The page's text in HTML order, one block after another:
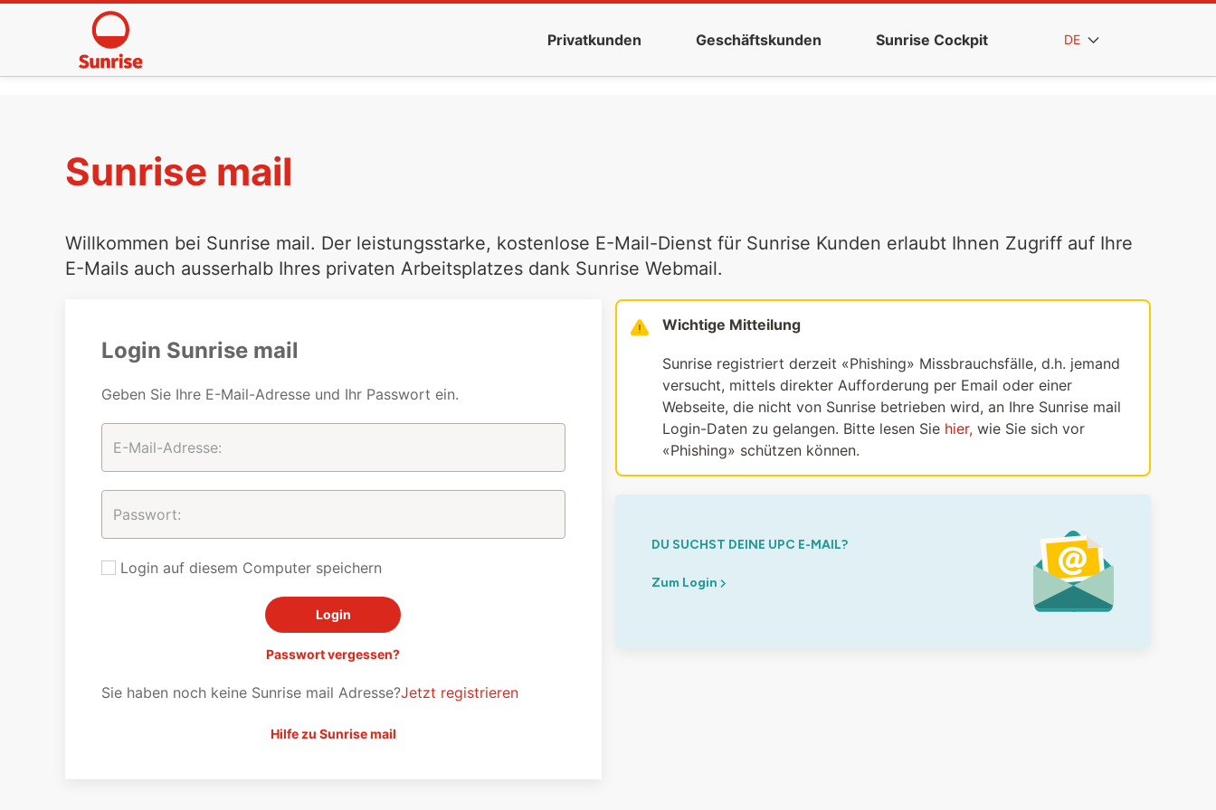
Privatkunden Geschäftskunden Sunrise Cockpit DE
Sunrise mail
Willkommen bei Sunrise mail. Der leistungsstarke, kostenlose E-Mail-Dienst für Sunrise Kunden erlaubt Ihnen Zugriff auf Ihre
E-Mails auch ausserhalb Ihres privaten Arbeitsplatzes dank Sunrise Webmail.
Login Sunrise mail
Geben Sie Ihre E-Mail-Adresse und Ihr Passwort ein.
Login auf diesem Computer speichern
Passwort vergessen?
Sie haben noch keine Sunrise mail Adresse?Jetzt registrieren
Hilfe zu Sunrise mail
Wichtige Mitteilung
Sunrise registriert derzeit «Phishing» Missbrauchsfälle, d.h. jemand
versucht, mittels direkter Aufforderung per Email oder einer
Webseite, die nicht von Sunrise betrieben wird, an Ihre Sunrise mail
Login-Daten zu gelangen. Bitte lesen Sie hier,wie Sie sich vor
«Phishing» schützen können.
DU SUCHST DEINE UPC E-MAIL?
Zum Login